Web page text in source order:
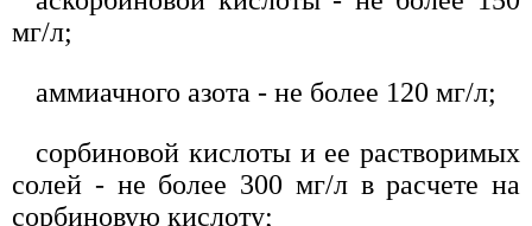
мг/л;
аммиачного азота - не более 120 мг/л;
сорбиновой кислоты и ее растворимых
солей - не более 300 мг/л в расчете на
сорбиновую кислоту;